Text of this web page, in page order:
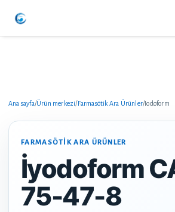
Ana sayfa/Ürün merkezi/Farmasötik Ara Ürünler/Iodoform
FARMASÖTIK ARA ÜRÜNLER
İyodoform
75-47-8